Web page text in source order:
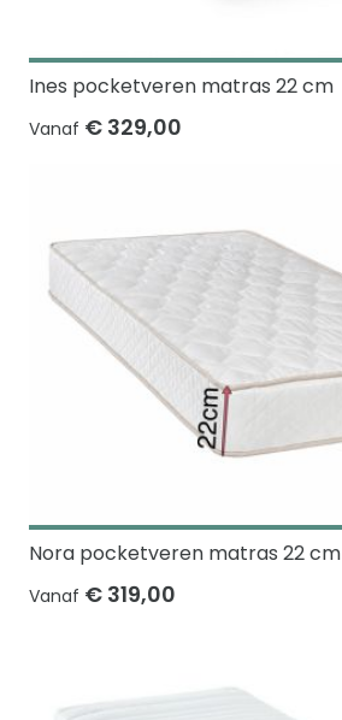
Ines pocketveren matras 22 cm
Vanaf € 329,00
Nora pocketveren matras 22 cm
Vanaf € 319,00